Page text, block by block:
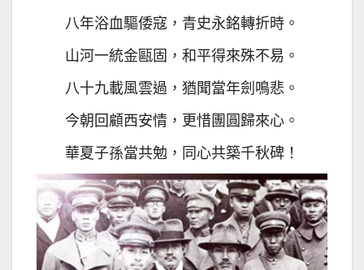
八年浴血驅倭寇，青史永銘轉折時。
山河一統金甌固，和平得來殊不易。
八十九載風雲過，猶聞當年劍鳴悲。
今朝回顧西安情，更惜團圓歸來心。
華夏子孫當共勉，同心共築千秋碑！